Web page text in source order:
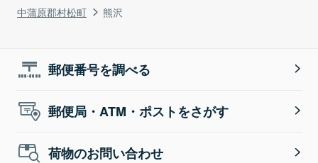
中蒲原郡村松町
熊沢
郵便番号を調べる
郵便局・ATM・ポストをさがす
荷物のお問い合わせ